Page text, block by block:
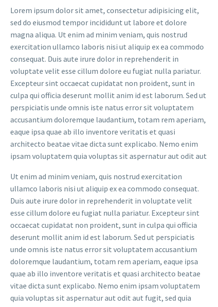
Lorem ipsum dolor sit amet, consectetur adipisicing elit,
sed do eiusmod tempor incididunt ut labore et dolore
magna aliqua. Ut enim ad minim veniam, quis nostrud
exercitation ullamco laboris nisi ut aliquip ex ea commodo
consequat. Duis aute irure dolor in reprehenderit in
voluptate velit esse cillum dolore eu fugiat nulla pariatur.
Excepteur sint occaecat cupidatat non proident, sunt in
culpa qui officia deserunt mollit anim id est laborum. Sed ut
perspiciatis unde omnis iste natus error sit voluptatem
accusantium doloremque laudantium, totam rem aperiam,
eaque ipsa quae ab illo inventore veritatis et quasi
architecto beatae vitae dicta sunt explicabo. Nemo enim
ipsam voluptatem quia voluptas sit aspernatur aut odit aut
Ut enim ad minim veniam, quis nostrud exercitation
ullamco laboris nisi ut aliquip ex ea commodo consequat.
Duis aute irure dolor in reprehenderit in voluptate velit
esse cillum dolore eu fugiat nulla pariatur. Excepteur sint
occaecat cupidatat non proident, sunt in culpa qui officia
deserunt mollit anim id est laborum. Sed ut perspiciatis
unde omnis iste natus error sit voluptatem accusantium
doloremque laudantium, totam rem aperiam, eaque ipsa
quae ab illo inventore veritatis et quasi architecto beatae
vitae dicta sunt explicabo. Nemo enim ipsam voluptatem
quia voluptas sit aspernatur aut odit aut fugit, sed quia